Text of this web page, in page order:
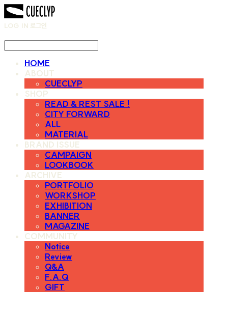
LOG IN 로그인
HOME
ABOUT
CUECLYP
SHOP
READ & REST SALE !
CITY FORWARD
ALL
MATERIAL
BRAND ISSUE
CAMPAIGN
LOOKBOOK
ARCHIVE
PORTFOLIO
WORKSHOP
EXHIBITION
BANNER
MAGAZINE
COMMUNITY
Notice
Review
Q&A
F.A.Q
GIFT